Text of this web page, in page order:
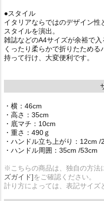
●スタイル
イタリアならではのデザイン性
スタイルを演出。
雑誌などのA4サイズが余裕で入
くったり柔らかで折りたため
持って行け、大変便利です。
・横：46cm
・高さ：35cm
・底マチ：10cm
・重さ：490ｇ
・ハンドル立ち上がり：12cm /
・ハンドル周囲：35cm /53cm
※こちらの商品は、独自の方法
ズガイド]をご確認ください。
計り方によっては、表記サイズ